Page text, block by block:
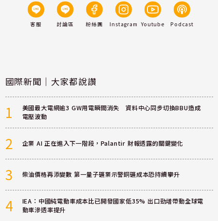
客服 討論區 粉絲團 Instagram Youtube Podcast
國際新聞｜大家都說讚
1
美國最大電網逾3 GW用電瞬間消失 資料中心同步切換BBU造成
電壓波動
2 企業 AI 正在進入下一階段，Palantir 財報透露的關鍵變化
3 柴油價格再添變數 第一量子礦業示警銅礦成本恐持續攀升
4
IEA：中國純電動車成本比已開發國家低35% 出口勁增帶動全球電
動車滲透率提升